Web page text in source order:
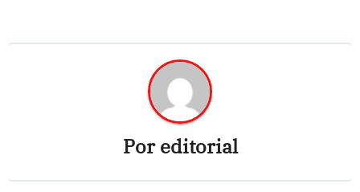
Poreditorial